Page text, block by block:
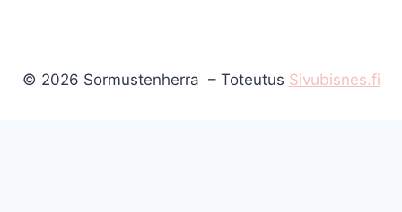
© 2026 Sormustenherra – Toteutus Sivubisnes.fi